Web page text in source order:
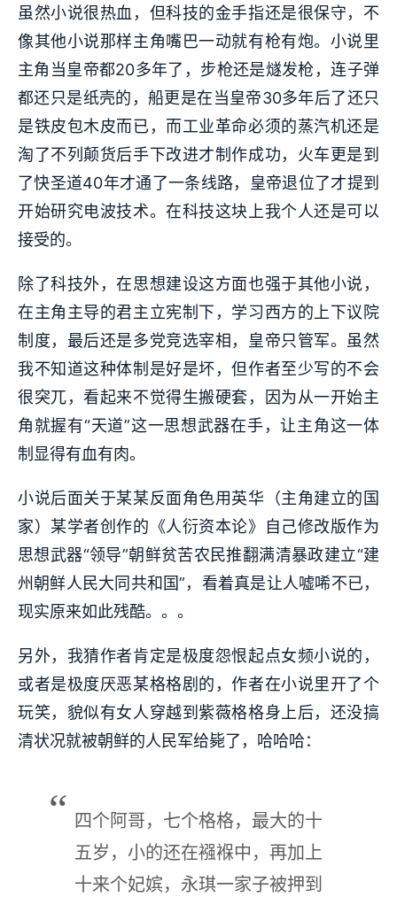
虽然小说很热血，但科技的金手指还是很保守，不
像其他小说那样主角嘴巴一动就有枪有炮。小说里
主角当皇帝都20多年了，步枪还是燧发枪，连子弹
都还只是纸壳的，船更是在当皇帝30多年后了还只
是铁皮包木皮而已，而工业革命必须的蒸汽机还是
淘了不列颠货后手下改进才制作成功，火车更是到
了快圣道40年才通了一条线路，皇帝退位了才提到
开始研究电波技术。在科技这块上我个人还是可以
接受的。
除了科技外，在思想建设这方面也强于其他小说，
在主角主导的君主立宪制下，学习西方的上下议院
制度，最后还是多党竞选宰相，皇帝只管军。虽然
我不知道这种体制是好是坏，但作者至少写的不会
很突兀，看起来不觉得生搬硬套，因为从一开始主
角就握有“天道”这一思想武器在手，让主角这一体
制显得有血有肉。
小说后面关于某某反面角色用英华（主角建立的国
家）某学者创作的《人衍资本论》自己修改版作为
思想武器“领导”朝鲜贫苦农民推翻满清暴政建立“建
州朝鲜人民大同共和国”，看着真是让人嘘唏不已，
现实原来如此残酷。。。
另外，我猜作者肯定是极度怨恨起点女频小说的，
或者是极度厌恶某格格剧的，作者在小说里开了个
玩笑，貌似有女人穿越到紫薇格格身上后，还没搞
清状况就被朝鲜的人民军给毙了，哈哈哈：
四个阿哥，七个格格，最大的十
五岁，小的还在襁褓中，再加上
十来个妃嫔，永琪一家子被押到